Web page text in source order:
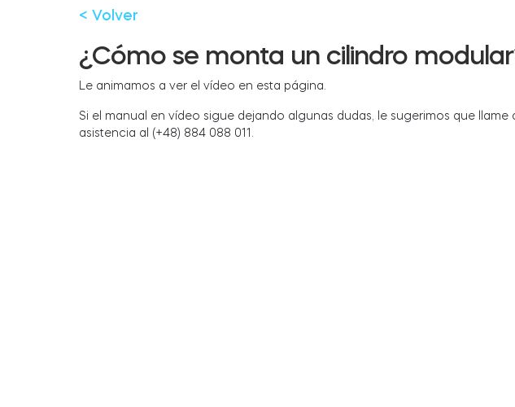
< Volver
¿Cómo se monta un cilindro
Le animamos a ver el vídeo en esta página.
Si el manual en vídeo sigue dejando algunas dudas, le sugerimos que llame
asistencia al (+48) 884 088 011.